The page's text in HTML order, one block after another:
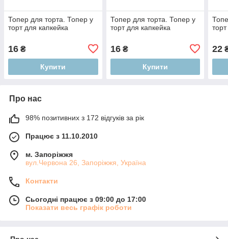
Топер для торта. Топер у
торт для капкейка
16 ₴
Купити
Топер для торта. Топер у
торт для капкейка
16₴
Купити
22
Про нас
98% позитивних з 172 відгуків за рік
Працює з 11.10.2010
м. Запоріжжя
вул.Червона 26, Запоріжжя, Україна
Контакти
Сьогодні працює з 09:00 до 17:00
Показати весь графік роботи